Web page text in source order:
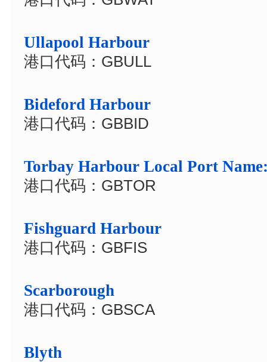
Ullapool Harbour
港口代码：GBULL
Bideford Harbour
港口代码：GBBID
Torbay Harbour Local Port
港口代码：GBTOR
Fishguard Harbour
港口代码：GBFIS
Scarborough
港口代码：GBSCA
Blyth